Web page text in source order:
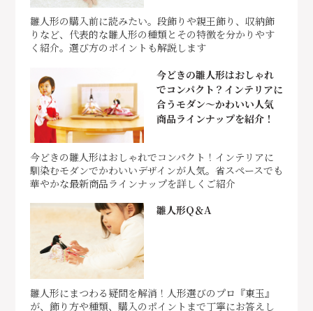
雛人形の購入前に読みたい。段飾りや親王飾り、収納飾
りなど、代表的な雛人形の種類とその特徴を分かりやす
く紹介。選び方のポイントも解説します
今どきの雛人形はおしゃれ
でコンパクト？インテリアに
合うモダン～かわいい人気
商品ラインナップを紹介！
今どきの雛人形はおしゃれでコンパクト！インテリアに
馴染むモダンでかわいいデザインが人気。省スペースでも
華やかな最新商品ラインナップを詳しくご紹介
雛人形Q＆A
雛人形にまつわる疑問を解消！人形選びのプロ『東玉』
が、飾り方や種類、購入のポイントまで丁寧にお答えし